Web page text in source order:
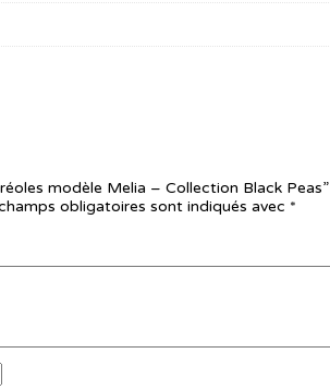
modèle Melia – Collection Black Peas”
obligatoires sont indiqués avec *